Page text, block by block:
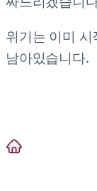
위기는 이미
남아있습니다.